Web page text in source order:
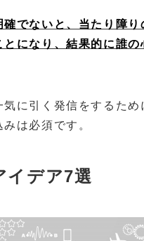
確でないと、当たり障り
とになり、結果的に誰の
気に引く発信をするため
は必須です。
イデア7選